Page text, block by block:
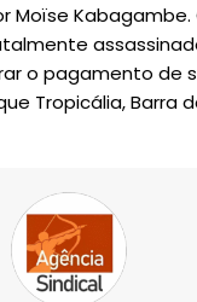
Moïse Kabagambe.
o pagamento de
Tropicália, Barra